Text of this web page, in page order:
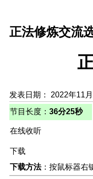
正法修炼交流
发表日期： 2022年11
节目长度： 36分25秒
在线收听
下载
下载方法：按鼠标器右